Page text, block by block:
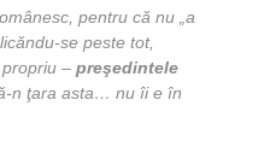
pentru că nu „a
se peste tot,
– preşedintele
n ţara asta… nu îi e în